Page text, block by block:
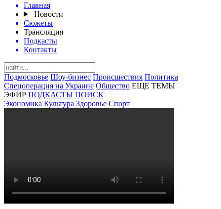
Главная
Новости
Сюжеты
Трансляция
Подкасты
Контакты
Подмосковье Шоу-бизнес Происшествия Политика
Спецоперация на Украине Общество ЕЩЕ ТЕМЫ
ЭФИР ПОДКАСТЫ ПОИСК
Экономика Культура Здоровье Спорт